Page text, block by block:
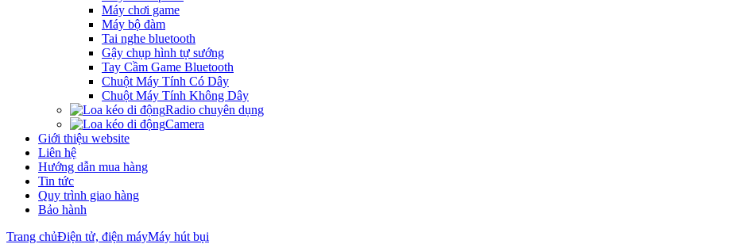
Máy chơi game
Máy bộ đàm
Tai nghe bluetooth
Gậy chụp hình tự sướng
Tay Cầm Game Bluetooth
Chuột Máy Tính Có Dây
Chuột Máy Tính Không Dây
Radio chuyên dụng
Camera
Giới thiệu website
Liên hệ
Hướng dẫn mua hàng
Tin tức
Quy trình giao hàng
Bảo hành
Trang chủĐiện tử, điện máyMáy hút bụi